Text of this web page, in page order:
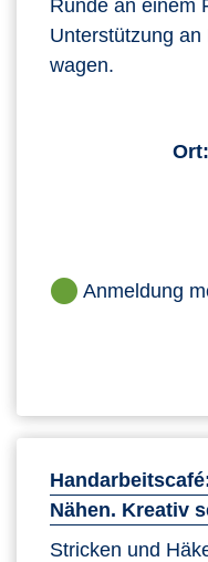
Runde an einem
Unterstützung
wagen.
Ort:
Anmeldung
Nähen. Kreativ
Stricken und